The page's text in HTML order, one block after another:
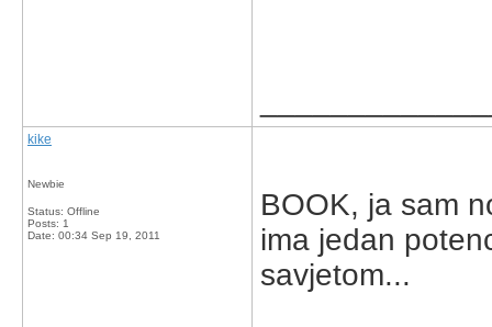
kike
Newbie
Status: Offline
Posts: 1
Date: 00:34 Sep 19, 2011
BOOK, ja sam
ima jedan
savjetom...